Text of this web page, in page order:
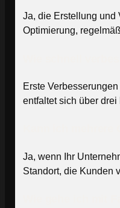
Ja, die Erstellung und
Optimierung,
Erste
entfaltet sich über
Ja, wenn Ihr
Standort, die Kunden